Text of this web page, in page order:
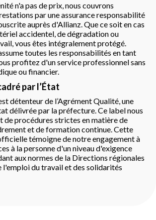
n'a pas de prix, nous couvrons
par une assurance responsabilité
auprès d'Allianz. Que ce soit en cas
accidentel, de dégradation ou
vous êtes intégralement protégé.
toutes les responsabilités en tant
profitez d'un service professionnel sans
ou financier.
par l’État
détenteur de l’Agrément Qualité, une
délivrée par la préfecture. Ce label nous
de procédures strictes en matière de
et de formation continue. Cette
témoigne de notre engagement à
à la personne d'un niveau d'exigence
aux normes de la Directions régionales
l'emploi du travail et des solidarités